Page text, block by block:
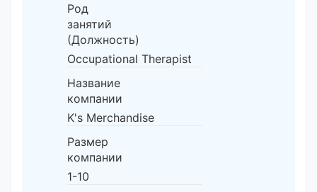
Род
занятий
(Должность)
Occupational Therapist
Название
компании
K's Merchandise
Размер
компании
1-10